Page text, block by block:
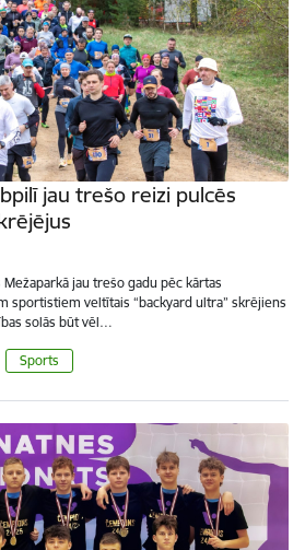
jau trešo reizi pulcēs
jau trešo gadu pēc kārtas
sportistiem veltītais “backyard ultra” skrējiens
solās būt vēl…
Sports